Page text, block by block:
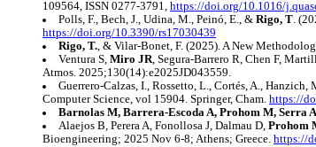
109564, ISSN 0277-3791, https://doi.org/10.1016/
Polls, F., Bech, J., Udina, M., Peinó, E., & Rigo, T.
https://doi.org/10.3390/rs17030439
Rigo, T., & Vilar-Bonet, F. (2025). A New
Ventura S, Miro JR, Segura-Barrero R, Chen F,
Atmos. 2025;130(14):e2025JD043559.
Guerrero-Calzas, I., Rossetto, L., Cortés, A., Hanzich,
Computer Science, vol 15904. Springer, Cham. https://
Barnolas M, Barrera-Escoda A, Prohom M, Serra
Alaejos B, Perera A, Fonollosa J, Dalmau D, Prohom
Bioengineering; 2025 Nov 6-8; Athens; Greece. https://